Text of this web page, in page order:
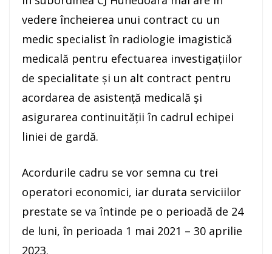
vedere încheierea unui contract cu un
medic specialist în radiologie imagistică
medicală pentru efectuarea investigațiilor
de specialitate și un alt contract pentru
acordarea de asistență medicală și
asigurarea continuității în cadrul echipei
liniei de gardă.
Acordurile cadru se vor semna cu trei
operatori economici, iar durata serviciilor
prestate se va întinde pe o perioadă de 24
de luni, în perioada 1 mai 2021 – 30 aprilie
2023.